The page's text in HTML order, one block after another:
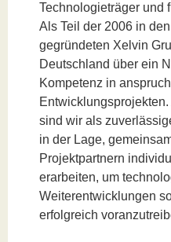
Technologieträger und
Als Teil der 2006 in
gegründeten Xelvin
Deutschland über ein
Kompetenz in
sind wir als
in der Lage,
Projektpartnern
erarbeiten, um
Weiterentwicklungen
erfolgreich